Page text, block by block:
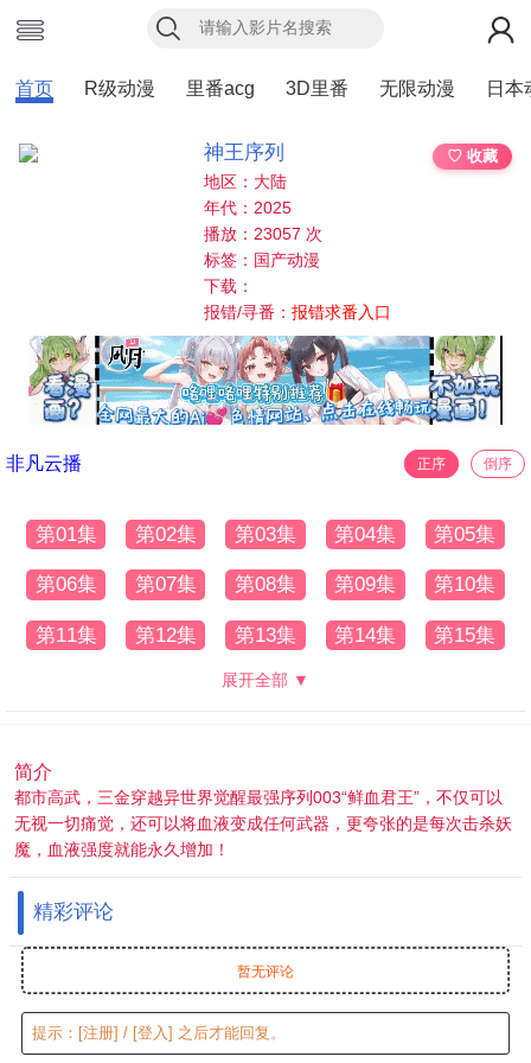
首页 R级动漫 里番acg 3D里番 无限动漫 日本
神王序列
♡ 收藏
地区：大陆
年代：2025
播放：23057 次
标签：国产动漫
下载：
报错/寻番：报错求番入口
非凡云播 正序 倒序
第01集 第02集 第03集 第04集 第05集
第06集 第07集 第08集 第09集 第10集
第11集 第12集 第13集 第14集 第15集
展开全部 ▼
简介
都市高武，三金穿越异世界觉醒最强序列003“鲜血君王”，不仅可以
无视一切痛觉，还可以将血液变成任何武器，更夸张的是每次击杀妖
魔，血液强度就能永久增加！
精彩评论
暂无评论
提示： [注册] / [登入] 之后才能回复。